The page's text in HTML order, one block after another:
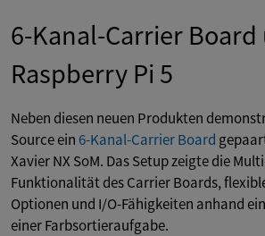
6-Kanal-Carrier Board
Raspberry Pi 5
Neben diesen neuen Produkten
Source ein 6-Kanal-Carrier Board
Xavier NX SoM. Das Setup zeigte die
Funktionalität des Carrier Boards,
Optionen und I/O-Fähigkeiten anhand
einer Farbsortieraufgabe.